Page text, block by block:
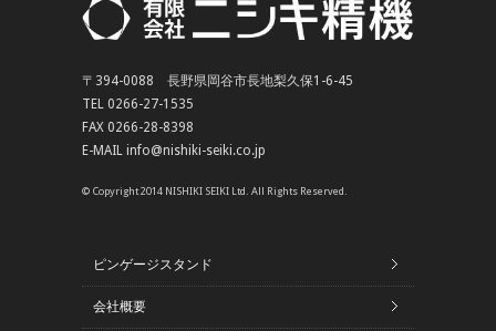
〒394-0088 長野県岡谷市長地梨久保1-6-45
TEL 0266-27-1535
FAX 0266-28-8398
E-MAIL info@nishiki-seiki.co.jp
© Copyright 2014 NISHIKI SEIKI Ltd. All Rights Reserved.
ピンゲージスタンド
会社概要